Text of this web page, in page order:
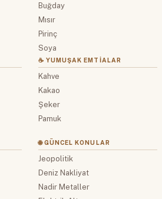
Buğday
Mısır
Pirinç
Soya
☕ YUMUŞAK EMTIALAR
Kahve
Kakao
Şeker
Pamuk
🌐 GÜNCEL KONULAR
Jeopolitik
Deniz Nakliyat
Nadir Metaller